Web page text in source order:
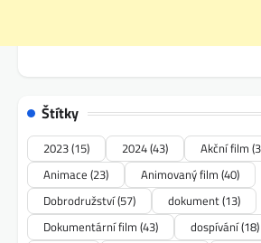
Štítky
2023(15) 2024(43) Akční film
Animace (23) Animovaný film (40)
Dobrodružství(57) dokument(13)
Dokumentární film (43) dospívání(18)